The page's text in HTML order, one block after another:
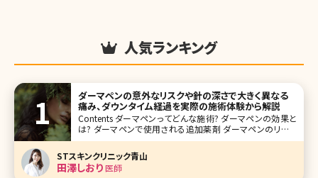
人気ランキング
ダーマペンの意外なリスクや針の深さで大きく異なる
痛み、ダウンタイム経過を実際の施術体験から解説
Contents ダーマペンってどんな施術? ダーマペンの効果と
は? ダーマペンで使用される追加薬剤 ダーマペンのリスク
ダーマペンの治療の流れ ダーマペンの治療中の痛み ダー
マペンのダウンタイム ダーマペンの施術間隔 ダーマペンの
STスキンクリニック青山
田澤しおり医師